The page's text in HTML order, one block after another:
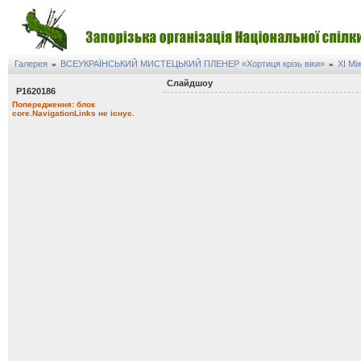
Галерея » ВСЕУКРАЇНСЬКИЙ МИСТЕЦЬКИЙ ПЛЕНЕР «Хортиця крізь віки» » XI
P1620186
Попередження: блок
core.NavigationLinks не існує.
Слайдшоу